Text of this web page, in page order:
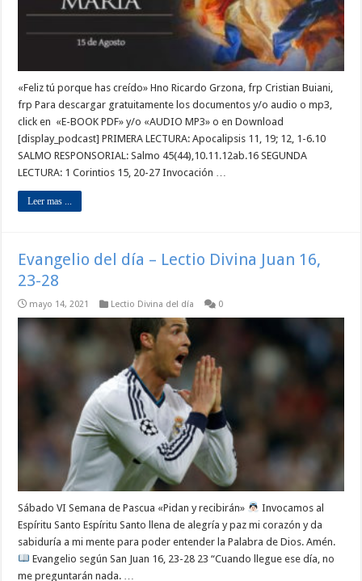
«Feliz tú porque has creído» Hno Ricardo Grzona, frp Cristian Buiani,
frp Para descargar gratuitamente los documentos y/o audio o mp3,
click en «E-BOOK PDF» y/o «AUDIO MP3» o en Download
[display_podcast] PRIMERA LECTURA: Apocalipsis 11, 19; 12, 1-6.10
SALMO RESPONSORIAL: Salmo 45(44),10.11.12ab.16 SEGUNDA
LECTURA: 1 Corintios 15, 20-27 Invocación …
Leer mas ...
Evangelio del día – Lectio Divina Juan 16,
23-28
mayo 14, 2021 Lectio Divina del día 0
Sábado VI Semana de Pascua «Pidan y recibirán»
Invocamos al
Espíritu Santo Espíritu Santo llena de alegría y paz mi corazón y da
sabiduría a mi mente para poder entender la Palabra de Dios. Amén.
Evangelio según San Juan 16, 23-28 23 “Cuando llegue ese día, no
me preguntarán nada. …